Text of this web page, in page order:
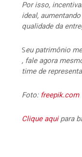
Por isso,
ideal,
qualidade da
Seu patrimônio
, fale agora
time de
Foto: freepik.com
Clique aquipara